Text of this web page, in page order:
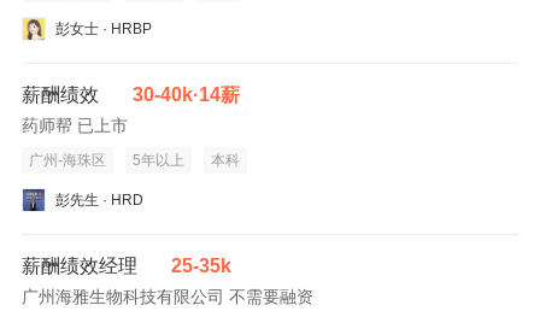
彭女士 · HRBP
薪酬绩效 30-40k·14薪
药师帮 已上市
广州-海珠区 5年以上 本科
彭先生 · HRD
薪酬绩效经理 25-35k
广州海雅生物科技有限公司 不需要融资